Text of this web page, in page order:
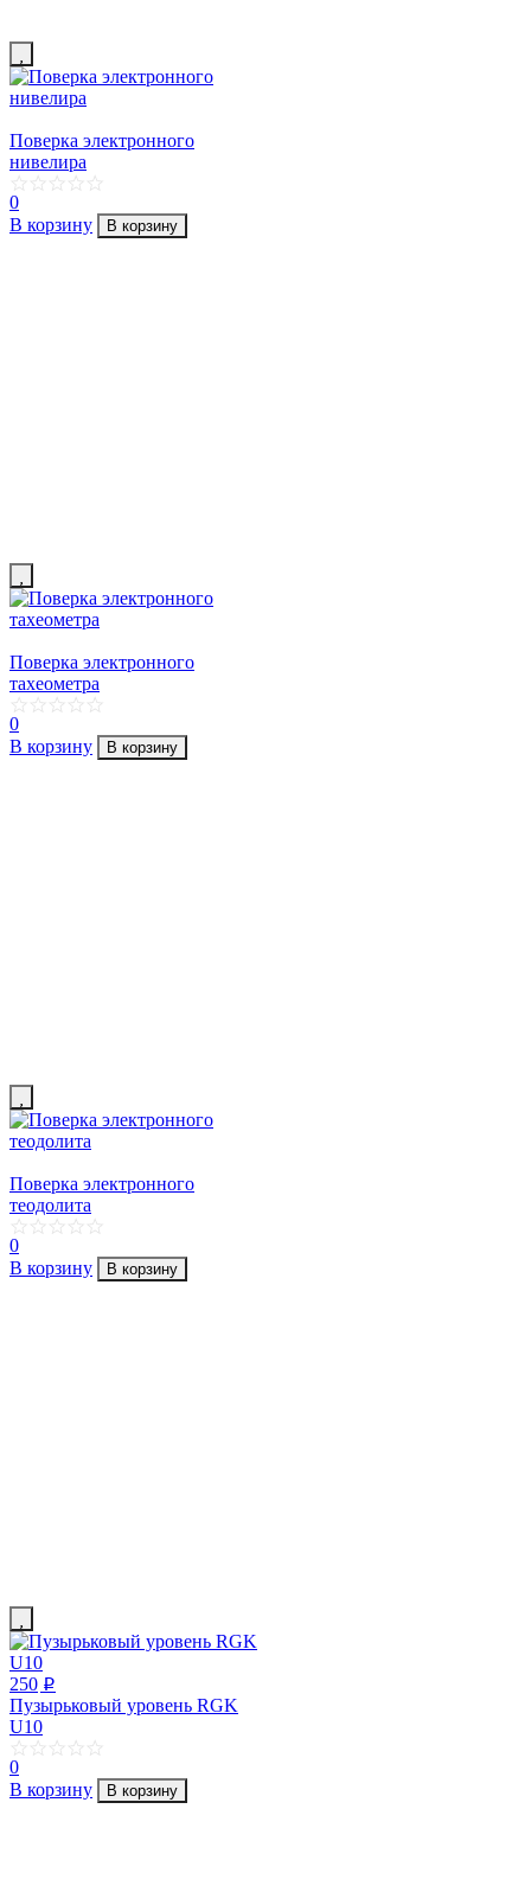
Поверка электронного
нивелира
0
В корзину
В корзину
Поверка электронного
тахеометра
0
В корзину
В корзину
Поверка электронного
теодолита
0
В корзину
В корзину
250 p
Пузырьковый уровень RGK
U10
0
В корзину
В корзину